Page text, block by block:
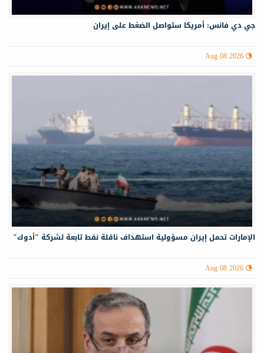
جي دي فانس: أمريكا ستواصل الضغط على إيران
Aug 08 2026
الإمارات تحمل إيران مسؤولية استهداف ناقلة نفط تابعة لشركة "أدوك"
Aug 08 2026